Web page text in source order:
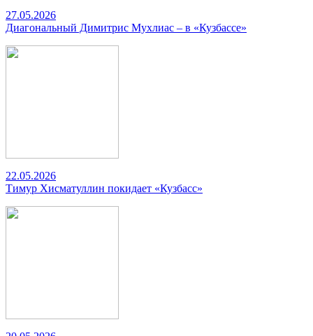
27.05.2026
Диагональный Димитрис Мухлиас – в «Кузбассе»
22.05.2026
Тимур Хисматуллин покидает «Кузбасс»